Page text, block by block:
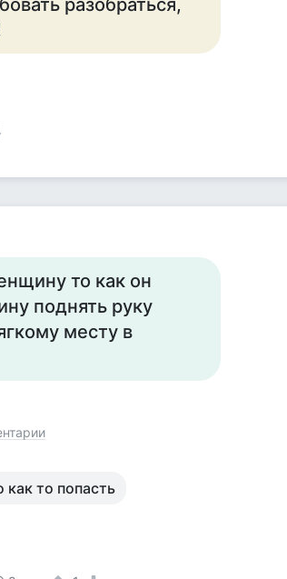
разобраться,
то как он
поднять руку
месту в
то попасть